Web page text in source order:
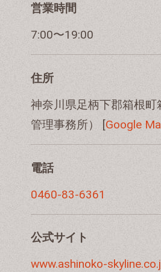
営業時間
7:00〜19:00
住所
神奈川県足柄下郡箱根
管理事務所） [Google
電話
0460-83-6361
公式サイト
www.ashinoko-